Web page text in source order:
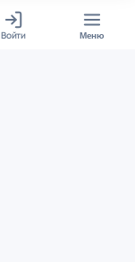
Войти Меню